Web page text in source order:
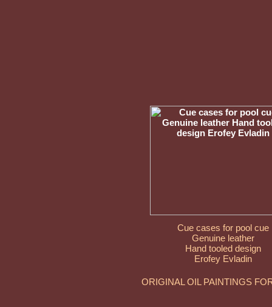
Cue cases for pool cue
Genuine leather
Hand tooled design
Erofey Evladin
ORIGINAL OIL PAINTINGS